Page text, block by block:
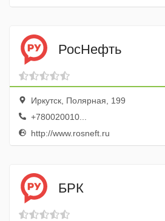
РосНефть
Иркутск, Полярная, 199
+780020010...
http://www.rosneft.ru
БРК